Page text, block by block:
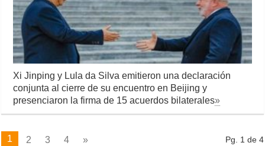
Xi Jinping y Lula da Silva emitieron una declaración
conjunta al cierre de su encuentro en Beijing y
presenciaron la firma de 15 acuerdos bilaterales»
Pg. 1 de 4
1 2 3 4 »